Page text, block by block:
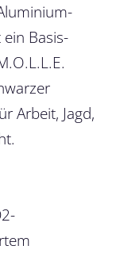
Basis-
Arbeit, Jagd,